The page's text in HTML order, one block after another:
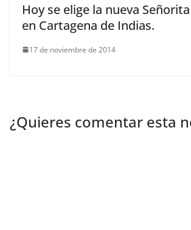
Hoy se elige la nueva
en Cartagena de Indias.
17 de noviembre de 2014
¿Quieres comentar esta